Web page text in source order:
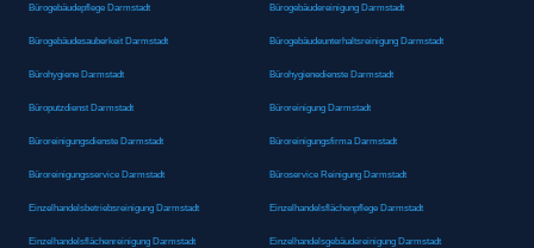
Bürogebäudepflege Darmstadt Bürogebäudereinigung Darmstadt
Bürogebäudesauberkeit Darmstadt Bürogebäudeunterhaltsreinigung Darmstadt
Bürohygiene Darmstadt Bürohygienedienste Darmstadt
Büroputzdienst Darmstadt Büroreinigung Darmstadt
Büroreinigungsdienste Darmstadt Büroreinigungsfirma Darmstadt
Büroreinigungsservice Darmstadt Büroservice Reinigung Darmstadt
Einzelhandelsbetriebsreinigung Darmstadt Einzelhandelsflächenpflege Darmstadt
Einzelhandelsflächenreinigung Darmstadt Einzelhandelsgebäudereinigung Darmstadt